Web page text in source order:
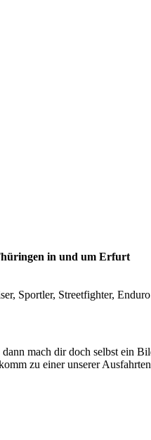
in und um Erfurt
Sportler, Streetfighter,
mach dir doch selbst ein
zu einer unserer